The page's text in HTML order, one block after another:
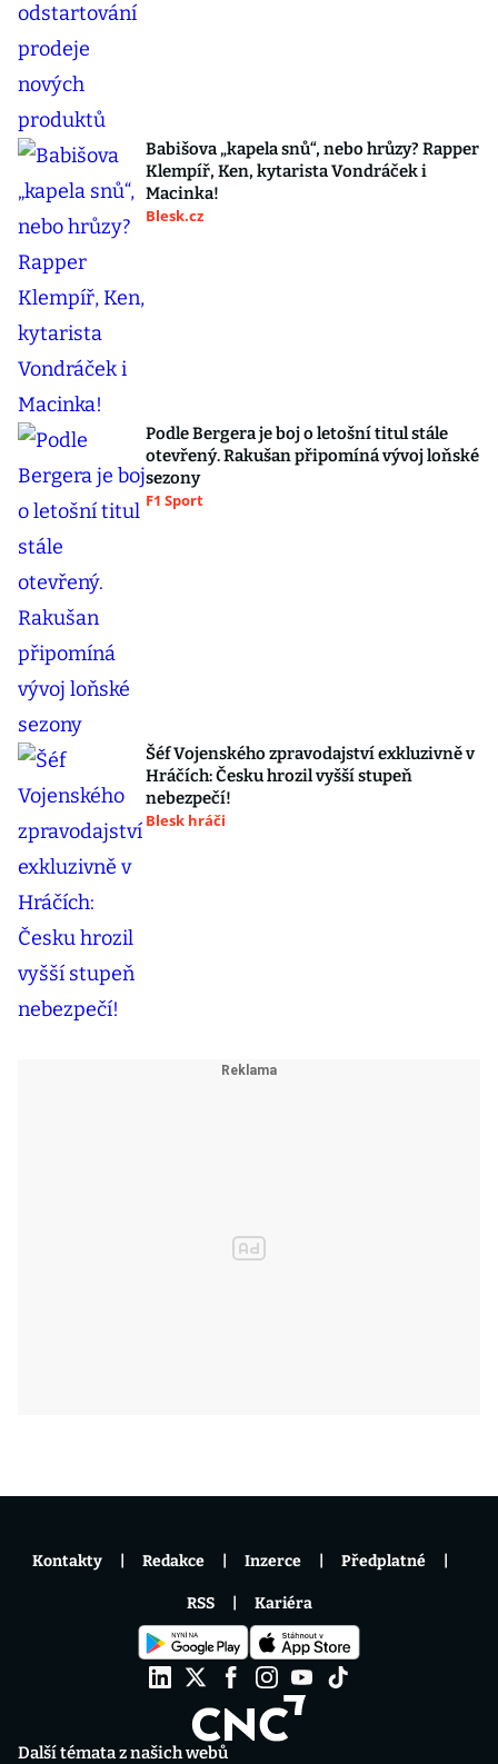
Babišova „kapela snů“, nebo hrůzy? Rapper
Klempíř, Ken, kytarista Vondráček i
Macinka!
Blesk.cz
Podle Bergera je boj o letošní titul stále
otevřený. Rakušan připomíná vývoj loňské
sezony
F1 Sport
Šéf Vojenského zpravodajství exkluzivně v
Hráčích: Česku hrozil vyšší stupeň
nebezpečí!
Blesk hráči
Další témata z našich webů
Kontakty Redakce Inzerce Předplatné
RSS Kariéra